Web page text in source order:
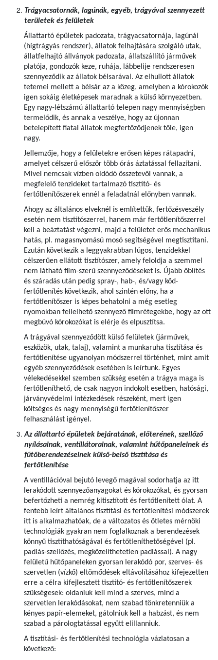
Trágyacsatornák, lagúnák, egyéb, trágyával szennyezett
területek és felületek
Állattartó épületek padozata, trágyacsatornája, lagúnái
(hígtrágyás rendszer), állatok felhajtására szolgáló utak,
állatfelhajtó állványok padozata, állatszállító járművek
platója, gondozók keze, ruhája, lábbelije rendszeresen
szennyeződik az állatok bélsarával. Az elhullott állatok
tetemei mellett a bélsár az a közeg, amelyben a kórokozók
igen sokáig életképesek maradnak a külső környezetben.
Egy nagy-létszámú állattartó telepen nagy mennyiségben
termelődik, és annak a veszélye, hogy az újonnan
betelepített fiatal állatok megfertőződjenek tőle, igen
nagy.
Jellemzője, hogy a felületekre erősen képes rátapadni,
amelyet célszerű először több órás áztatással fellazítani.
Mivel nemcsak vízben oldódó összetevői vannak, a
megfelelő tenzideket tartalmazó tisztító- és
fertőtlenítőszerek ennél a feladatnál előnyben vannak.
Ahogy az általános elveknél is említettük, fertőzésveszély
esetén nem tisztítószerrel, hanem már fertőtlenítőszerrel
kell a beáztatást végezni, majd a felületet erős mechanikus
hatás, pl. magasnyomású mosó segítségével megtisztítani.
Ezután következik a leggyakrabban lúgos, tenzidekkel
célszerűen ellátott tisztítószer, amely feloldja a szemmel
nem látható film-szerű szennyeződéseket is. Újabb öblítés
és száradás után pedig spray-, hab-, és/vagy köd-
fertőtlenítés következik, ahol szintén előny, ha a
fertőtlenítőszer is képes behatolni a még esetleg
nyomokban fellelhető szennyező filmrétegekbe, hogy az ott
megbúvó kórokozókat is elérje és elpusztítsa.
A trágyával szennyeződött külső felületek (járművek,
eszközök, utak, talaj), valamint a munkaruha tisztítása és
fertőtlenítése ugyanolyan módszerrel történhet, mint amit
egyéb szennyeződések esetében is leírtunk. Egyes
vélekedésekkel szemben szükség esetén a trágya maga is
fertőtleníthető, de csak nagyon indokolt esetben, hatósági,
járványvédelmi intézkedések részeként, mert igen
költséges és nagy mennyiségű fertőtlenítőszer
felhasználást igényel.
Az állattartó épületek bejáratának, előterének, szellőző
nyílásainak, ventillátorainak, valamint hűtőpaneleinek és
fűtőberendezéseinek külső-belső tisztítása és
fertőtlenítése
A ventillációval bejutó levegő magával sodorhatja az itt
lerakódott szennyezőanyagokat és kórokozókat, és gyorsan
befertőzheti a nemrég kitisztított és fertőtlenített ólat. A
fentebb leírt általános tisztítási és fertőtlenítési módszerek
itt is alkalmazhatóak, de a változatos és ötletes mérnöki
technológiák gyakran nem foglalkoznak a berendezések
könnyű tisztíthatóságával és fertőtleníthetőségével (pl.
padlás-szellőzés, megközelíthetetlen padlással). A nagy
felületű hűtőpaneleken gyorsan lerakódó por, szerves- és
szervetlen (vízkő) eltömődések eltávolításához kifejezetten
erre a célra kifejlesztett tisztító- és fertőtlenítőszerek
szükségesek: oldaniuk kell mind a szerves, mind a
szervetlen lerakódásokat, nem szabad tönkretenniük a
kényes papír-elemeket, gátolniuk kell a habzást, és nem
szabad a párologtatással együtt elillanniuk.
A tisztítási- és fertőtlenítési technológia vázlatosan a
következő: